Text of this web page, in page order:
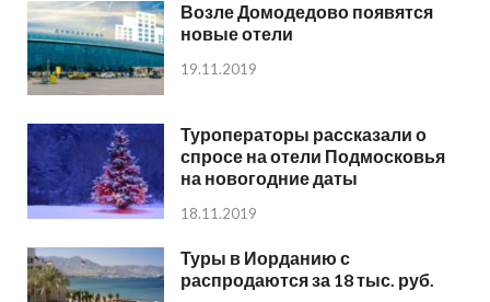
Возле Домодедово появятся
новые отели
19.11.2019
Туроператоры рассказали о
спросе на отели Подмосковья
на новогодние даты
18.11.2019
Туры в Иорданию с
распродаются за 18 тыс. руб.